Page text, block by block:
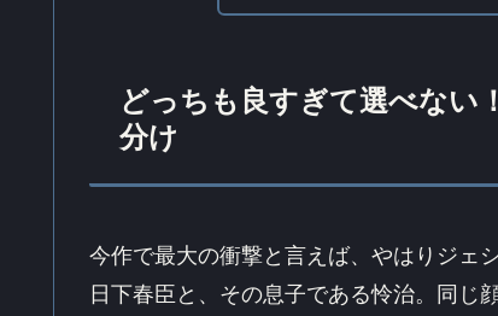
どっちも良すぎて選べない
分け
今作で最大の衝撃と言えば、やはりジェ
日下春臣と、その息子である怜治。同じ